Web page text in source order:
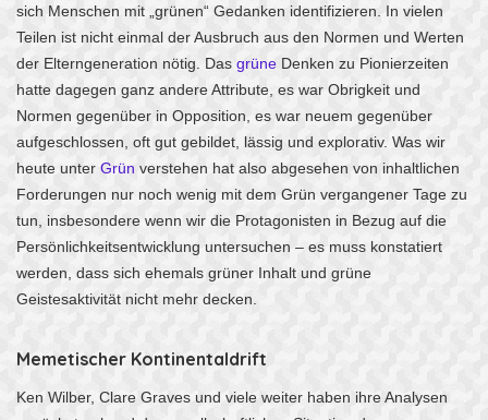
sich Menschen mit „grünen“ Gedanken identifizieren. In vielen
Teilen ist nicht einmal der Ausbruch aus den Normen und Werten
der Elterngeneration nötig. Das grüne Denken zu Pionierzeiten
hatte dagegen ganz andere Attribute, es war Obrigkeit und
Normen gegenüber in Opposition, es war neuem gegenüber
aufgeschlossen, oft gut gebildet, lässig und explorativ. Was wir
heute unter Grün verstehen hat also abgesehen von inhaltlichen
Forderungen nur noch wenig mit dem Grün vergangener Tage zu
tun, insbesondere wenn wir die Protagonisten in Bezug auf die
Persönlichkeitsentwicklung untersuchen – es muss konstatiert
werden, dass sich ehemals grüner Inhalt und grüne
Geistesaktivität nicht mehr decken.
Memetischer Kontinentaldrift
Ken Wilber, Clare Graves und viele weiter haben ihre Analysen